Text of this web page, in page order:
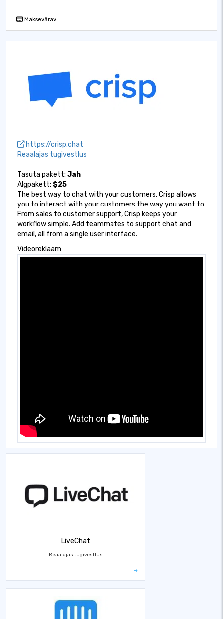
Maksevärav
https://crisp.chat
Reaalajas tugivestlus
Tasuta pakett: Jah
Algpakett: $25
The best way to chat with your customers. Crisp allows
you to interact with your customers the way you want to.
From sales to customer support, Crisp keeps your
workflow simple. Add teammates to support chat and
email, all from a single user interface.
Videoreklaam
LiveChat
Reaalajas tugivestlus